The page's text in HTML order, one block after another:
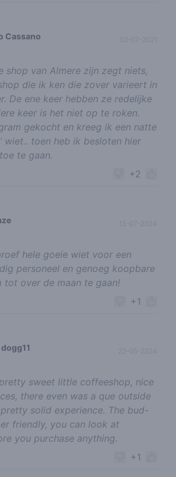
Cassano
shop van Almere zijn zegt niets,
die ik ken die zover varieert in
De ene keer hebben ze redelijke
keer is het niet op te roken.
gekocht en kreeg ik een natte
wiet.. toen heb ik besloten hier
te gaan.
+2
13-07-2024
hele goeie wiet voor een
personeel en genoeg koopbare
tot over de maan te gaan!
+1
sweet little coffeeshop, nice
there even was a que outside
solid experience. The bud-
friendly, you can look at
you purchase anything.
+1